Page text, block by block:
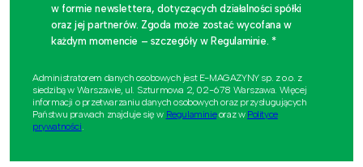
w formie newslettera, dotyczących działalności spółki
oraz jej partnerów. Zgoda może zostać wycofana w
każdym momencie – szczegóły w Regulaminie. *
Administratorem danych osobowych jest E-MAGAZYNY sp. z o.o. z
siedzibą w Warszawie, ul. Szturmowa 2, 02-678 Warszawa. Więcej
informacji o przetwarzaniu danych osobowych oraz przysługujących
Państwu prawach znajduje się w Regulaminieoraz w Polityce
prywatności.